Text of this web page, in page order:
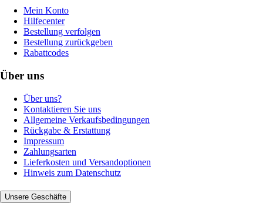
Mein Konto
Hilfecenter
Bestellung verfolgen
Bestellung zurückgeben
Rabattcodes
Über uns
Über uns?
Kontaktieren Sie uns
Allgemeine Verkaufsbedingungen
Rückgabe & Erstattung
Impressum
Zahlungsarten
Lieferkosten und Versandoptionen
Hinweis zum Datenschutz
Unsere Geschäfte